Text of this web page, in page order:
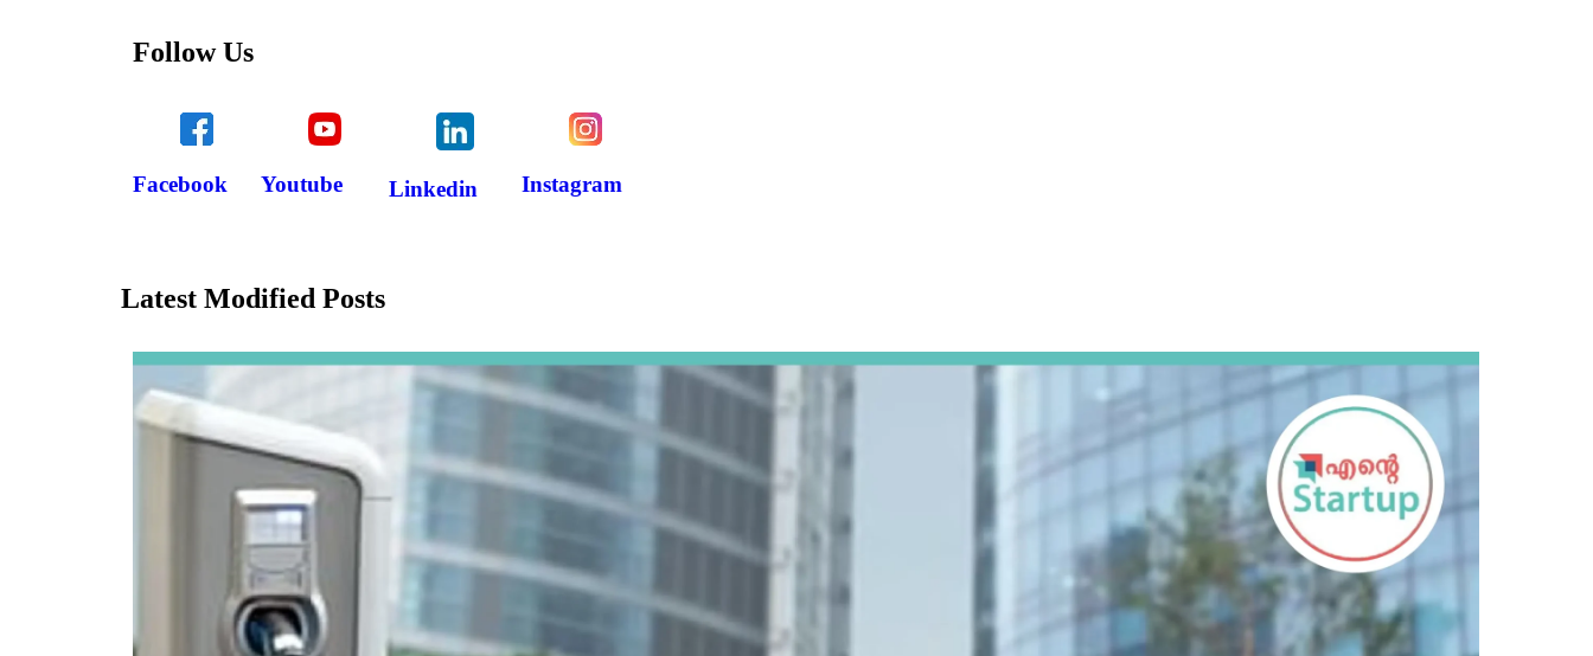
Follow Us
Facebook Youtube Linkedin Instagram
Latest Modified Posts